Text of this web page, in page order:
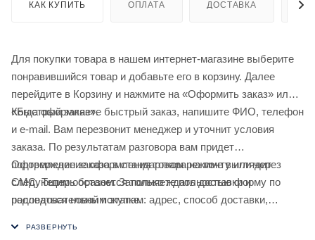
КАК КУПИТЬ ОПЛАТА ДОСТАВКА
Для покупки товара в нашем интернет-магазине выберите
понравившийся товар и добавьте его в корзину. Далее
перейдите в Корзину и нажмите на «Оформить заказ» или
«Быстрый заказ».
Когда оформляете быстрый заказ, напишите ФИО, телефон
и e-mail. Вам перезвонит менеджер и уточнит условия
заказа. По результатам разговора вам придет
подтверждение оформления товара на почту или через
СМС. Теперь останется только ждать доставки и
радоваться новой покупке.
Оформление заказа в стандартном режиме выглядит
следующим образом. Заполняете полностью форму по
последовательным этапам: адрес, способ доставки,